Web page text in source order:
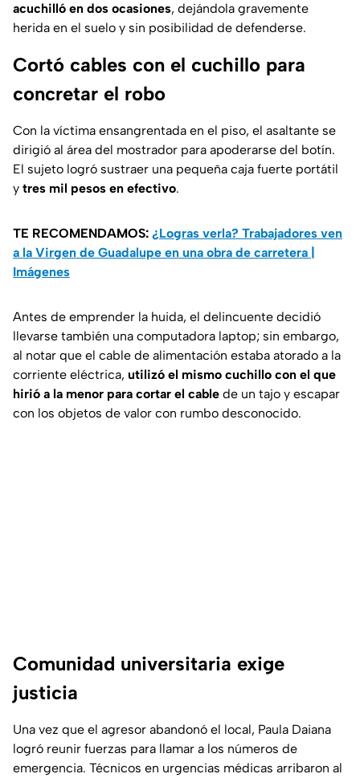
acuchilló en dos ocasiones, dejándola gravemente
herida en el suelo y sin posibilidad de defenderse.
Cortó cables con el cuchillo para
concretar el robo
Con la víctima ensangrentada en el piso, el asaltante se
dirigió al área del mostrador para apoderarse del botín.
El sujeto logró sustraer una pequeña caja fuerte portátil
y tres mil pesos en efectivo.
TE RECOMENDAMOS: ¿Logras verla? Trabajadores ven
a la Virgen de Guadalupe en una obra de carretera |
Imágenes
Antes de emprender la huida, el delincuente decidió
llevarse también una computadora laptop; sin embargo,
al notar que el cable de alimentación estaba atorado a la
corriente eléctrica, utilizó el mismo cuchillo con el que
hirió a la menor para cortar el cable de un tajo y escapar
con los objetos de valor con rumbo desconocido.
Comunidad universitaria exige
justicia
Una vez que el agresor abandonó el local, Paula Daiana
logró reunir fuerzas para llamar a los números de
emergencia. Técnicos en urgencias médicas arribaron al